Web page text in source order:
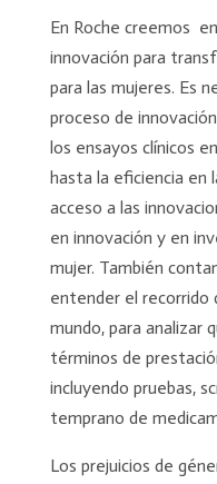
En Roche creemos
innovación para
para las mujeres. Es
proceso de
los ensayos clínicos
hasta la eficiencia en
acceso a las
en innovación y en
mujer. También
entender el recorrido
mundo, para analizar
términos de
incluyendo pruebas,
temprano de
Los prejuicios de